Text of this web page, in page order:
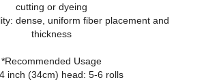
cutting or dyeing
dense, uniform fiber placement and
thickness
*Recommended Usage
inch (34cm) head: 5-6 rolls